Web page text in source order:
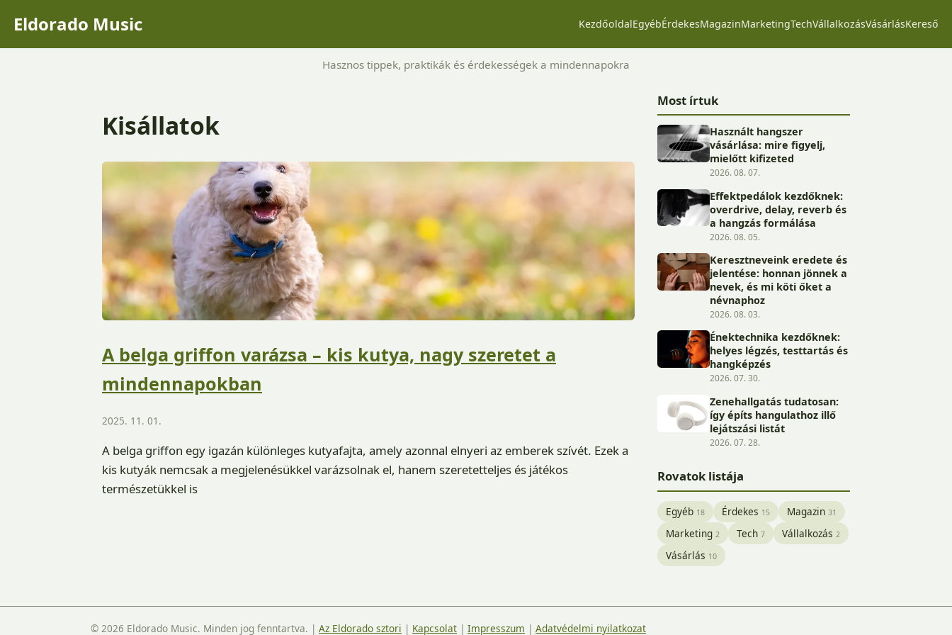
Eldorado Music KezdőoldalEgyébÉrdekesMagazinMarketingTechVállalkozásVásárlásKereső
Hasznos tippek, praktikák és érdekességek a mindennapokra
Kisállatok
A belga griffon varázsa – kis kutya, nagy szeretet a
mindennapokban
2025. 11. 01.
A belga griffon egy igazán különleges kutyafajta, amely azonnal elnyeri az emberek szívét. Ezek a
kis kutyák nemcsak a megjelenésükkel varázsolnak el, hanem szeretetteljes és játékos
természetükkel is
Most írtuk
Használt hangszer
vásárlása: mire figyelj,
mielőtt kifizeted
2026. 08. 07.
Effektpedálok kezdőknek:
overdrive, delay, reverb és
a hangzás formálása
2026. 08. 05.
Keresztneveink eredete és
jelentése: honnan jönnek a
nevek, és mi köti őket a
névnaphoz
2026. 08. 03.
Énektechnika kezdőknek:
helyes légzés, testtartás és
hangképzés
2026. 07. 30.
Zenehallgatás tudatosan:
így építs hangulathoz illő
lejátszási listát
2026. 07. 28.
Rovatok listája
Egyéb 18 Érdekes 15 Magazin 31
Marketing 2 Tech 7 Vállalkozás 2
Vásárlás 10
© 2026 Eldorado Music. Minden jog fenntartva. | Az Eldorado sztori | Kapcsolat | Impresszum | Adatvédelmi nyilatkozat